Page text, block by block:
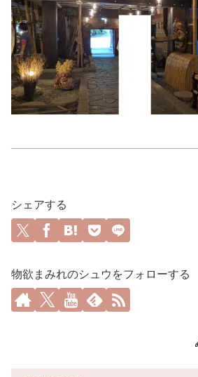
シェアする
物欲まみれのシュウをフォローする